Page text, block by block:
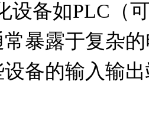
暴露于复杂
备的输入输